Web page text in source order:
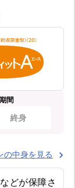
間
終身
の中身を見る
どが保障さ